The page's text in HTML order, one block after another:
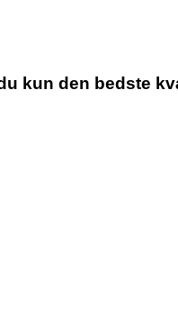
kun den bedste